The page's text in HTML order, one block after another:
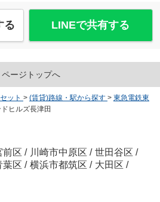
る LINEで共有する
ページトップへ
ット > (賃貸)路線・駅から探す > 東急電鉄東
ヒルズ長津田
前区 / 川崎市中原区 / 世田谷区 /
葉区 / 横浜市都筑区 / 大田区 /